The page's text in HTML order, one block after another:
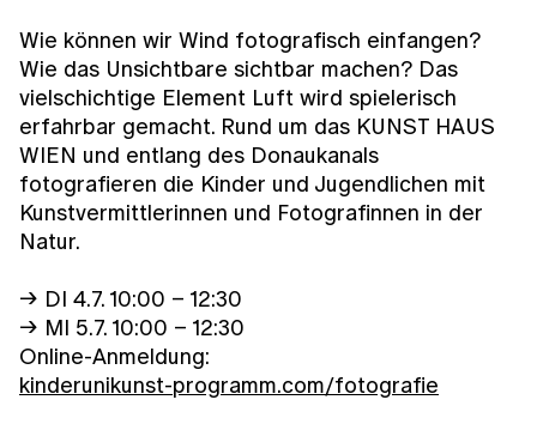
Wie können wir Wind fotografisch einfangen?
Wie das Unsichtbare sichtbar machen? Das
vielschichtige Element Luft wird spielerisch
erfahrbar gemacht. Rund um das KUNST HAUS
WIEN und entlang des Donaukanals
fotografieren die Kinder und Jugendlichen mit
Kunstvermittlerinnen und Fotografinnen in der
Natur.
→ DI 4.7. 10:00 – 12:30
→ MI 5.7. 10:00 – 12:30
Online-Anmeldung:
kinderunikunst-programm.com/fotografie